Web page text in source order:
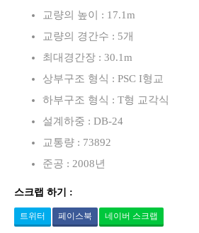
교량의 높이 : 17.1m
교량의 경간수 : 5개
최대경간장 : 30.1m
상부구조 형식 : PSC I형교
하부구조 형식 : T형 교각식
설계하중 : DB-24
교통량 : 73892
준공 : 2008년
스크랩 하기 :
트위터 페이스북 네이버 스크랩